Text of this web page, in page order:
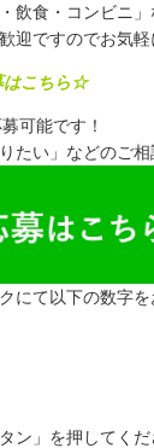
飲食・コンビニ
迎ですのでお気軽
はこちら☆
可能です！
たい」などのご相
にて以下の数字を
ン」を押してく